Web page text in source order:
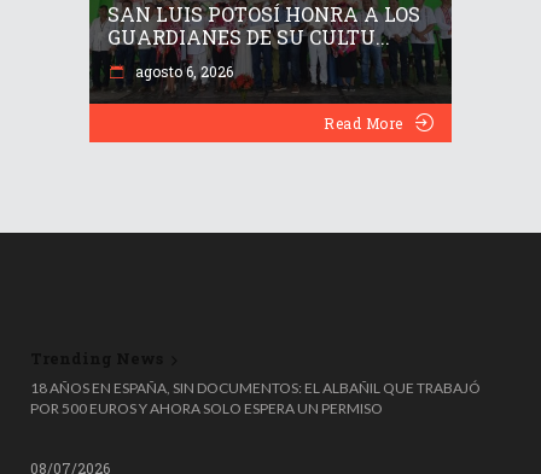
SAN LUIS POTOSÍ HONRA A LOS
GUARDIANES DE SU CULTU...
agosto 6, 2026
Read More
18 AÑOS EN ESPAÑA, SIN DOCUMENTOS: EL ALBAÑIL QUE TRABAJÓ
POR 500 EUROS Y AHORA SOLO ESPERA UN PERMISO
08/07/2026